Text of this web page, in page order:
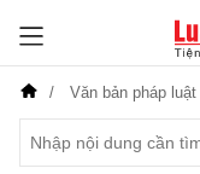
Văn bản pháp luật